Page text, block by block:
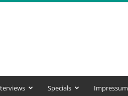
Specials Impressum